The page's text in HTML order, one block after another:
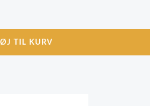
TIL KURV